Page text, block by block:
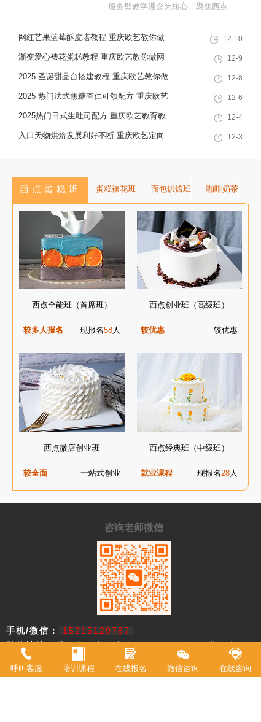
呼叫客服 培训课程 在线报名 微信咨询 在线咨询
服务型教学理念为核心，聚焦西点
十余载，致力于培养兼具社会责任
感与创新思维的复合型行业高技能
人才，是集技能培训、证书认定、
网红芒果蓝莓酥皮塔教程 重庆欧艺教你做
酥脆爆浆水果丹麦酥
12-10
渐变爱心裱花蛋糕教程 重庆欧艺教你做网
红韩式奶油霜裱花蛋糕
12-9
2025 圣诞甜品台搭建教程 重庆欧艺教你做
高颜值圣诞甜品组合
12-8
2025 热门法式焦糖杏仁可颂配方 重庆欧艺
教你做出高颜值酥脆西点
12-6
2025热门日式生吐司配方 重庆欧艺教育教
你在家做出软韧拉丝面包
12-4
入口天物烘焙发展利好不断 重庆欧艺定向
12-3
西点蛋糕班 蛋糕裱花班 面包烘焙班 咖啡奶茶
西点全能班（首席班）
较多人报名 现报名58人
西点创业班（高级班）
较优惠 较优惠
西点微店创业班
较全面 一站式创业
西点经典班（中级班）
就业课程 现报名 28 人
咨询老师微信
手机/微信：
15215129787
学校地址：重庆市渝中区中山二路196号附2号港天大厦A
栋一楼